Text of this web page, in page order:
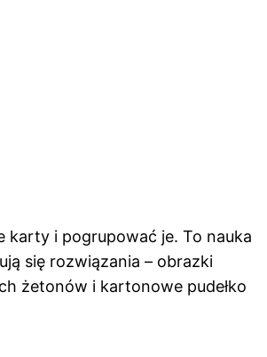
karty i pogrupować je. To nauka
się rozwiązania – obrazki
żetonów i kartonowe pudełko